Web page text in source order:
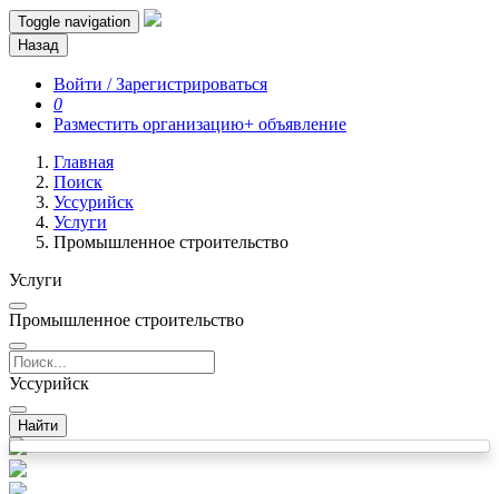
Toggle navigation
Назад
Войти / Зарегистрироваться
0
Разместить организацию+ объявление
Главная
Поиск
Уссурийск
Услуги
Промышленное строительство
Услуги
Промышленное строительство
Уссурийск
Найти